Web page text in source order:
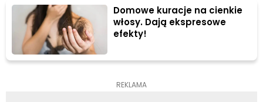
Domowe kuracje na cienkie
włosy. Dają ekspresowe
efekty!
REKLAMA